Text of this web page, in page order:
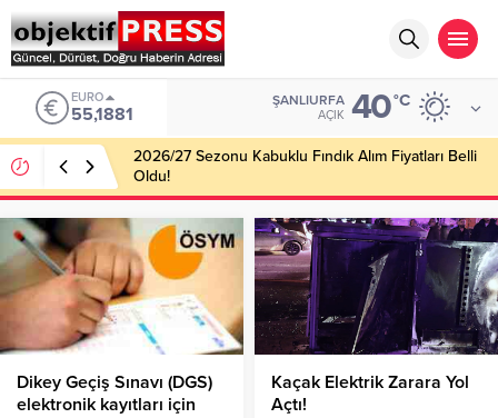
EURO
55,1881
ŞANLIURFA
AÇIK 40°C
2026/27 Sezonu Kabuklu Fındık Alım Fiyatları Belli
Oldu!
Dikey Geçiş Sınavı (DGS)
elektronik kayıtları için
Kaçak Elektrik Zarara Yol
Açtı!